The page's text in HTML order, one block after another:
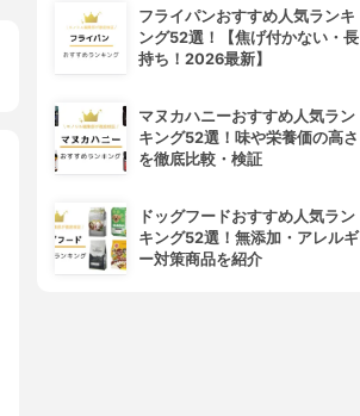
フライパンおすすめ人気ランキ
ング52選！【焦げ付かない・長
持ち！2026最新】
マヌカハニーおすすめ人気ラン
キング52選！味や栄養価の高さ
を徹底比較・検証
ドッグフードおすすめ人気ラン
キング52選！無添加・アレルギ
ー対策商品を紹介